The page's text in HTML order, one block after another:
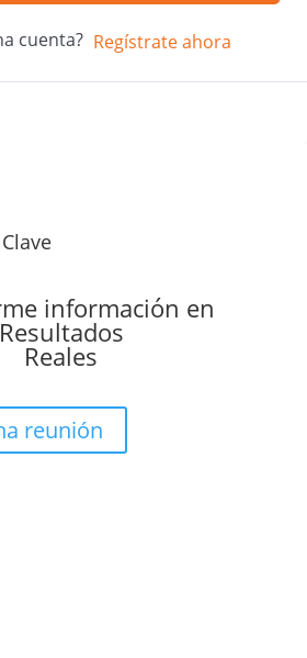
cuenta? Regístrate ahora
información en
Resultados
Reales
reunión